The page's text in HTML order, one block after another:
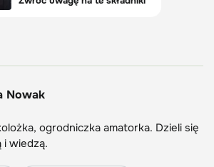
Nowak
ogrodniczka amatorka. Dzieli się
i wiedzą.